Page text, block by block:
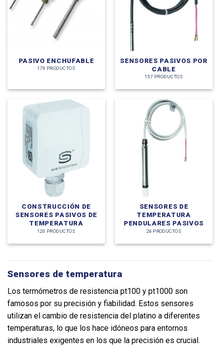
PASIVO ENCHUFABLE
179 PRODUCTOS
SENSORES PASIVOS POR
CABLE
157 PRODUCTOS
CONSTRUCCIÓN DE
SENSORES PASIVOS DE
TEMPERATURA
120 PRODUCTOS
SENSORES DE
TEMPERATURA
PENDULARES PASIVOS
26 PRODUCTOS
Sensores de temperatura
Los termómetros de resistencia pt100 y pt1000 son
famosos por su precisión y fiabilidad. Estos sensores
utilizan el cambio de resistencia del platino a diferentes
temperaturas, lo que los hace idóneos para entornos
industriales exigentes en los que la precisión es crucial.